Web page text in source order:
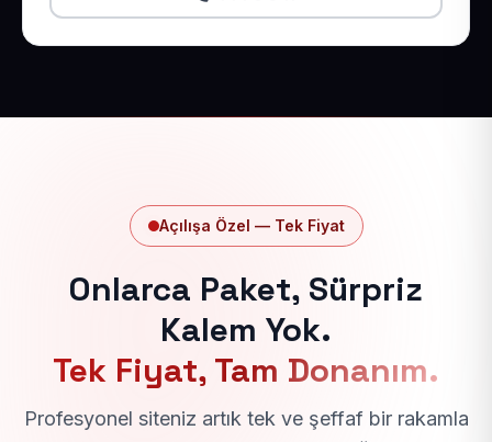
Açılışa Özel — Tek Fiyat
Onlarca Paket, Sürpriz
Kalem Yok.
Tek Fiyat, Tam Donanım.
Profesyonel siteniz artık tek ve şeffaf bir rakamla